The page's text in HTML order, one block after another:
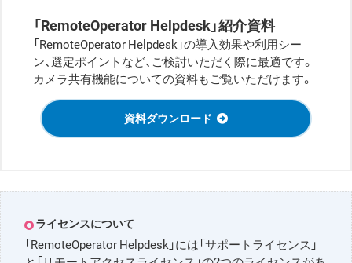
「RemoteOperator Helpdesk」紹介資料
「RemoteOperator Helpdesk」の導入効果や利用シー
ン、選定ポイントなど、ご検討いただく際に最適です。
カメラ共有機能についての資料もご覧いただけます。
資料ダウンロード
ライセンスについて
「RemoteOperator Helpdesk」には「サポートライセンス」